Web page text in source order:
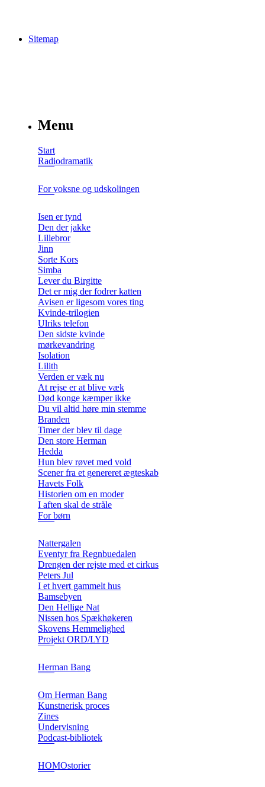
Sitemap
Menu
Start
Radiodramatik
For voksne og udskolingen
Isen er tynd
Den der jakke
Lillebror
Jinn
Sorte Kors
Simba
Lever du Birgitte
Det er mig der fodrer katten
Avisen er ligesom vores ting
Kvinde-trilogien
Ulriks telefon
Den sidste kvinde
mørkevandring
Isolation
Lilith
Verden er væk nu
At rejse er at blive væk
Død konge kæmper ikke
Du vil altid høre min stemme
Branden
Timer der blev til dage
Den store Herman
Hedda
Hun blev røvet med vold
Scener fra et genereret ægteskab
Havets Folk
Historien om en moder
I aften skal de stråle
For børn
Nattergalen
Eventyr fra Regnbuedalen
Drengen der rejste med et cirkus
Peters Jul
I et hvert gammelt hus
Bamsebyen
Den Hellige Nat
Nissen hos Spækhøkeren
Skovens Hemmelighed
Projekt ORD/LYD
Herman Bang
Om Herman Bang
Kunstnerisk proces
Zines
Undervisning
Podcast-bibliotek
HOMOstorier